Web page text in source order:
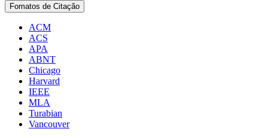
Fomatos de Citação
ACM
ACS
APA
ABNT
Chicago
Harvard
IEEE
MLA
Turabian
Vancouver